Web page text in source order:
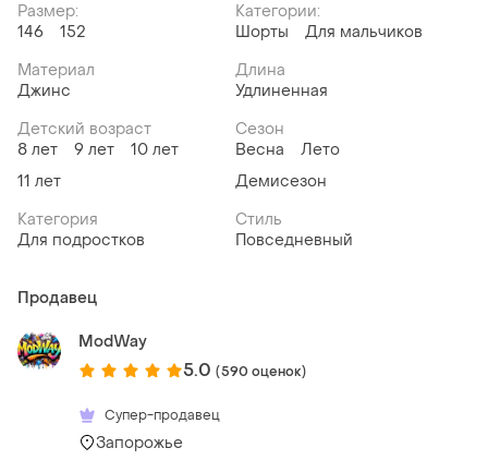
Размер:
146
152
Категории:
Шорты
Для мальчиков
Материал
Джинс
Длина
Удлиненная
Детский возраст
8 лет
9 лет
10 лет
11 лет
Сезон
Весна
Лето
Демисезон
Категория
Для подростков
Стиль
Повседневный
Продавец
ModWay
5.0 (590 оценок)
Супер-продавец
Запорожье